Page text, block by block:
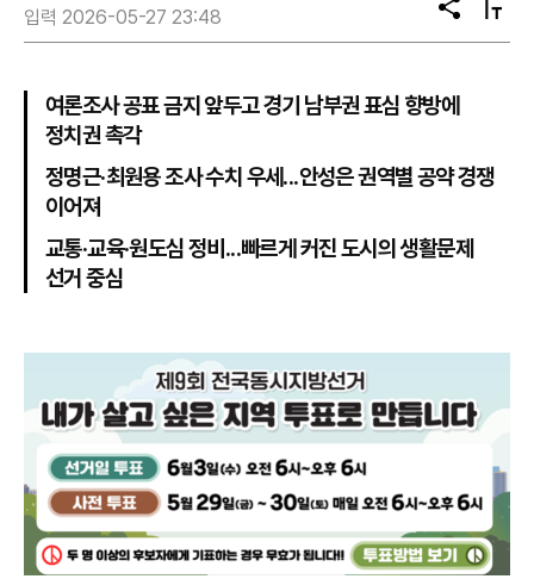
입력 2026-05-27 23:48
공
유
텍
스
여론조사 공표 금지 앞두고 경기 남부권 표심 향방에
정치권 촉각
정명근·최원용 조사 수치 우세...안성은 권역별 공약 경쟁
이어져
교통·교육·원도심 정비...빠르게 커진 도시의 생활문제
선거 중심